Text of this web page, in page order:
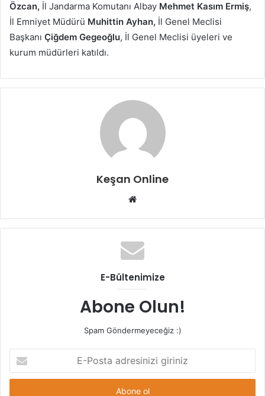
Özcan, İl Jandarma Komutanı Albay Mehmet Kasım Ermiş,
İl Emniyet Müdürü Muhittin Ayhan, İl Genel Meclisi
Başkanı Çiğdem Gegeoğlu, İl Genel Meclisi üyeleri ve
kurum müdürleri katıldı.
Keşan Online
Web
E-Bültenimize
Abone Olun!
Spam Göndermeyeceğiz :)
Posta
adresinizi